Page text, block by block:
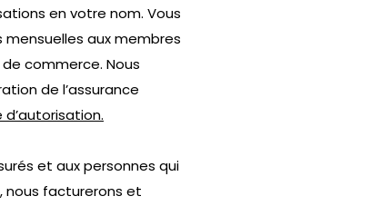
en votre nom. Vous
aux membres
commerce. Nous
de l’assurance
et aux personnes qui
nous facturerons et